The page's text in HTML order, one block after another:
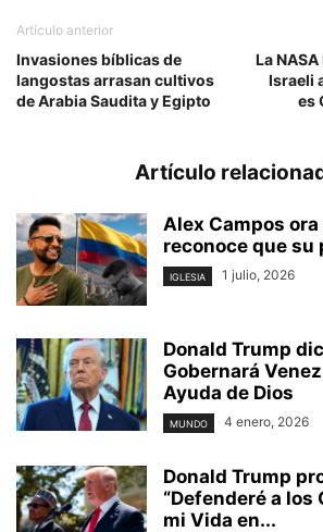
Artículo anterior
Invasiones bíblicas de
langostas arrasan cultivos
de Arabia Saudita y Egipto
La
Israeli
es
Artículo
Alex Campos
reconoce que su
IGLESIA 1 julio, 2026
Donald Trump
Gobernará
Ayuda de Dios
MUNDO 4 enero, 2026
Donald Trump
“Defenderé a
mi Vida en...